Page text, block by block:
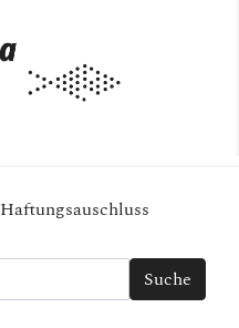
Haftungsauschluss